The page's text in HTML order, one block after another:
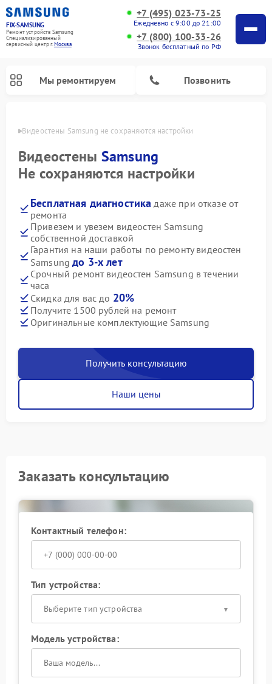
FIX-SAMSUNG
Ремонт устройств Samsung
Специализированный
cервисный центр г.Москва
+7 (495) 023-73-25
Ежедневно с 9:00 до 21:00
+7 (800) 100-33-26
Звонок бесплатный по РФ
Мы ремонтируем Позвонить
Видеостены Samsung не сохраняются настройки
Видеостены Samsung
Не сохраняются настройки
Бесплатная диагностика даже при отказе от
ремонта
Привезем и увезем видеостен Samsung
собственной доставкой
Гарантия на наши работы по ремонту видеостен
Samsungдо 3-х лет
Срочный ремонт видеостен Samsung в течении
часа
Скидка для вас до 20%
Получите 1500 рублей на ремонт
Оригинальные комплектующие Samsung
Получить консультацию
Наши цены
Заказать консультацию
Контактный телефон:
Тип устройства:
Выберите тип устройства
Модель устройства: